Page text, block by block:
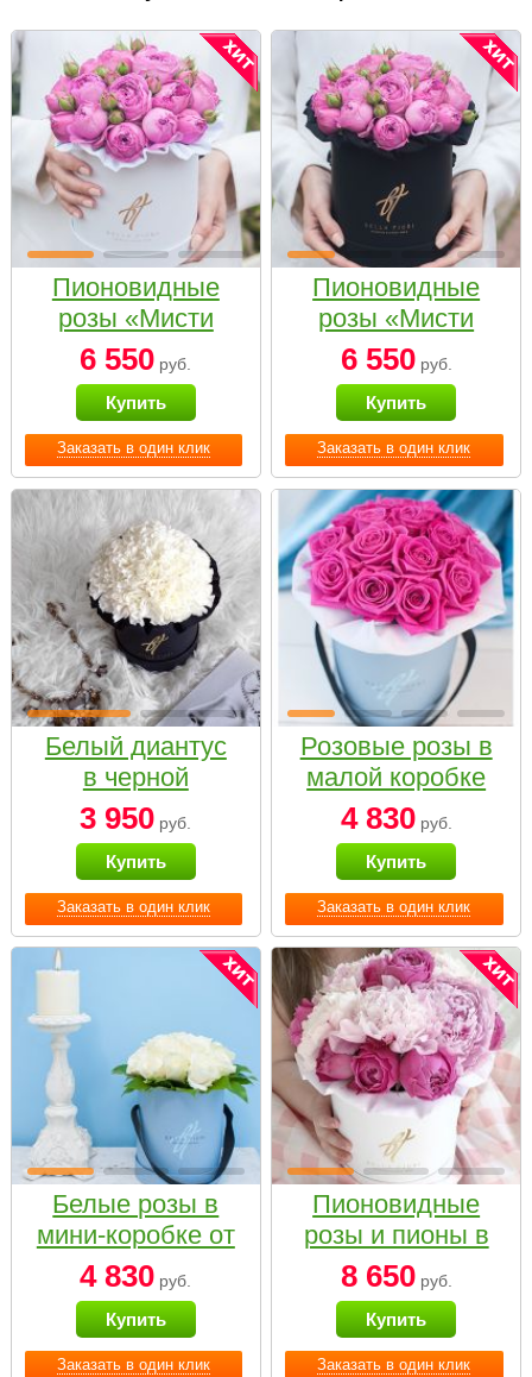
Заказать в один клик
Пионовидные
розы «Мисти
бабблс» в белой
коробке Small
6 550 руб.
Купить
Заказать в один клик
Пионовидные
розы «Мисти
бабблс» в
черной коробке
Small
6 550руб.
Купить
Заказать в один клик
Белый диантус
в черной
коробке Small
3 950 руб.
Купить
Заказать в один клик
Розовые розы в
малой коробке
4 830руб.
Купить
Заказать в один клик
Белые розы в
мини-коробке от
Bella Fiori
4 830 руб.
Купить
Заказать в один клик
Пионовидные
розы и пионы в
белой коробке
Small
8 650руб.
Купить